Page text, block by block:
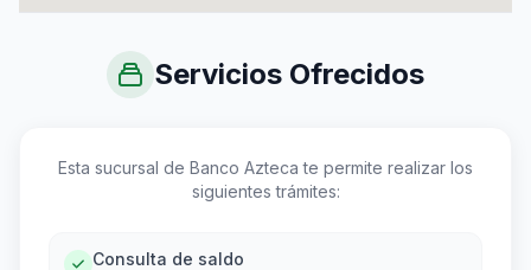
Servicios Ofrecidos
Esta sucursal de Banco Azteca te permite realizar los
siguientes trámites:
Consulta de saldo